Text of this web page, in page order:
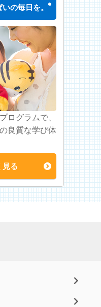
の毎日を。
ログラムで、
良質な学び体
見る